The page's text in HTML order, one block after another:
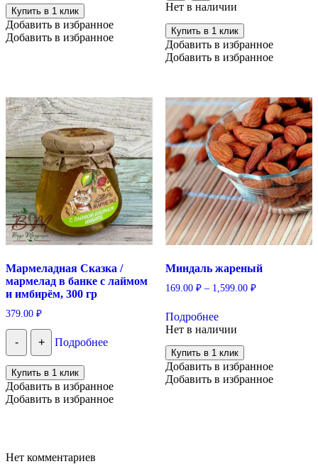
вариаций.
Опции
можно
Купить в 1 клик
Добавить в избранное
Добавить в избранное
Нет в наличии
Купить в 1 клик
Добавить в избранное
Добавить в избранное
Мармеладная Сказка /
мармелад в банке с лаймом
и имбирём, 300 гр
379.00 ₽
- + Подробнее
Купить в 1 клик
Добавить в избранное
Добавить в избранное
Миндаль жареный
169.00 ₽– 1,599.00 ₽
Подробнеетовар
имеет
несколько
вариаций.
Опции
можно
Нет в наличии
Купить в 1 клик
Добавить в избранное
Добавить в избранное
Нет комментариев